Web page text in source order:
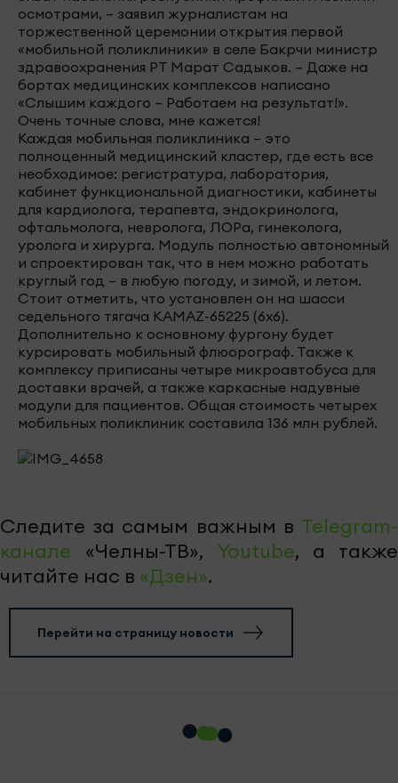
осмотрами, – заявил журналистам на
торжественной церемонии открытия первой
«мобильной поликлиники» в селе Бакрчи министр
здравоохранения РТ Марат Садыков. – Даже на
бортах медицинских комплексов написано
«Слышим каждого – Работаем на результат!».
Очень точные слова, мне кажется!
Каждая мобильная поликлиника – это
полноценный медицинский кластер, где есть все
необходимое: регистратура, лаборатория,
кабинет функциональной диагностики, кабинеты
для кардиолога, терапевта, эндокринолога,
офтальмолога, невролога, ЛОРа, гинеколога,
уролога и хирурга. Модуль полностью автономный
и спроектирован так, что в нем можно работать
круглый год – в любую погоду, и зимой, и летом.
Стоит отметить, что установлен он на шасси
седельного тягача KAMAZ-65225 (6x6).
Дополнительно к основному фургону будет
курсировать мобильный флюорограф. Также к
комплексу приписаны четыре микроавтобуса для
доставки врачей, а также каркасные надувные
модули для пациентов. Общая стоимость четырех
мобильных поликлиник составила 136 млн рублей.
Следите за самым важным в Telegram-
канале «Челны-ТВ», Youtube, а также
читайте нас в «Дзен».
Перейти на страницу новости